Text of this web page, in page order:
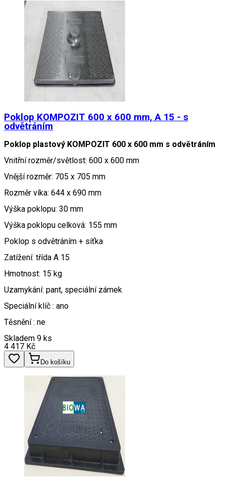
Poklop KOMPOZIT 600 x 600 mm, A 15 - s
odvětráním
Poklop plastový KOMPOZIT 600 x 600 mm s odvětráním
Vnitřní rozměr/světlost: 600 x 600 mm
Vnější rozměr: 705 x 705 mm
Rozměr víka: 644 x 690 mm
Výška poklopu: 30 mm
Výška poklopu celková: 155 mm
Poklop s odvětráním + síťka
Zatížení: třída A 15
Hmotnost: 15 kg
Uzamykání: pant, speciální zámek
Speciální klíč : ano
Těsnění : ne
Skladem 9 ks
4 417 Kč
Do košíku